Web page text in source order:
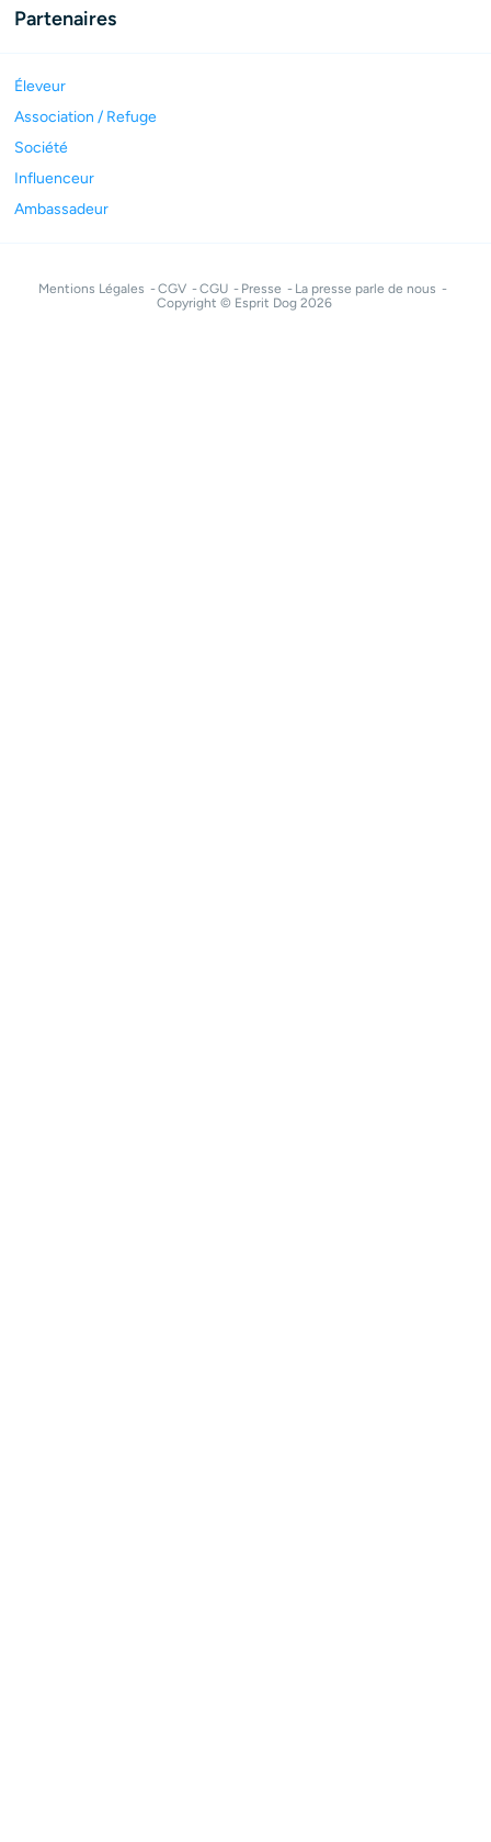
Partenaires
Éleveur
Association / Refuge
Société
Influenceur
Ambassadeur
Mentions Légales CGV CGU Presse
La presse parle de nous
Copyright © Esprit Dog 2026